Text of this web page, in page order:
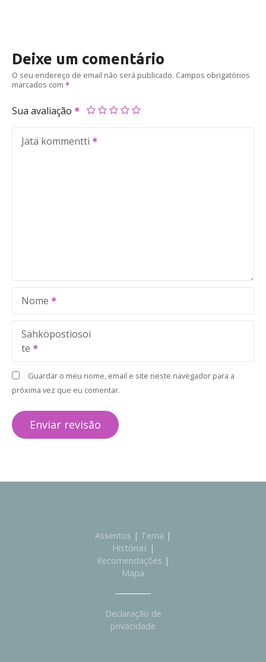
Deixe um comentário
O seu endereço de email não será publicado. Campos obrigatórios
marcados com
Sua avaliação
Jätä kommentti
Nome
Sähköpostiosoi
te
Guardar o meu nome, email e site neste navegador para a
próxima vez que eu comentar.
Assentos | Tema |
Histórias |
Recomendações |
Mapa
Declaração de
privacidade